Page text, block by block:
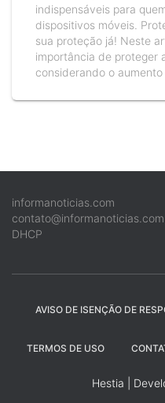
indispensáveis para
dispositivos móveis.
sua proteção já! Neste
importância de proteger
considerando o aumento
informanoticias.com
contato@informanoticias.com
DHCP
AVISO DE ISENÇÃO DE
TERMOS DE USO
Hestia |